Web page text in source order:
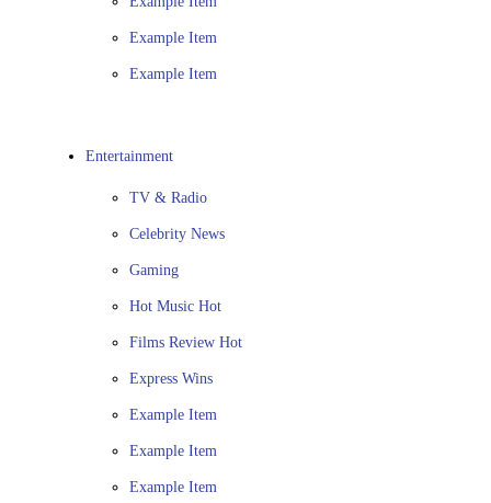
Example Item
Example Item
Entertainment
TV & Radio
Celebrity News
Gaming
Hot Music Hot
Films Review Hot
Express Wins
Example Item
Example Item
Example Item